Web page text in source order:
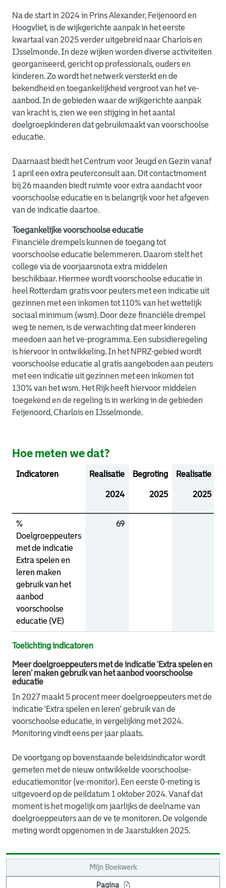
Na de start in 2024 in Prins Alexander, Feijenoord en
Hoogvliet, is de wijkgerichte aanpak in het eerste
kwartaal van 2025 verder uitgebreid naar Charlois en
IJsselmonde. In deze wijken worden diverse activiteiten
georganiseerd, gericht op professionals, ouders en
kinderen. Zo wordt het netwerk versterkt en de
bekendheid en toegankelijkheid vergroot van het ve-
aanbod. In de gebieden waar de wijkgerichte aanpak
van kracht is, zien we een stijging in het aantal
doelgroepkinderen dat gebruikmaakt van voorschoolse
educatie.
Daarnaast biedt het Centrum voor Jeugd en Gezin vanaf
1 april een extra peuterconsult aan. Dit contactmoment
bij 26 maanden biedt ruimte voor extra aandacht voor
voorschoolse educatie en is belangrijk voor het afgeven
van de indicatie daartoe.
Toegankelijke voorschoolse educatie
Financiële drempels kunnen de toegang tot
voorschoolse educatie belemmeren. Daarom stelt het
college via de voorjaarsnota extra middelen
beschikbaar. Hiermee wordt voorschoolse educatie in
heel Rotterdam gratis voor peuters met een indicatie uit
gezinnen met een inkomen tot 110% van het wettelijk
sociaal minimum (wsm). Door deze financiële drempel
weg te nemen, is de verwachting dat meer kinderen
meedoen aan het ve-programma. Een subsidieregeling
is hiervoor in ontwikkeling. In het NPRZ-gebied wordt
voorschoolse educatie al gratis aangeboden aan peuters
met een indicatie uit gezinnen met een inkomen tot
130% van het wsm. Het Rijk heeft hiervoor middelen
toegekend en de regeling is in werking in de gebieden
Feijenoord, Charlois en IJsselmonde.
Hoe meten we dat?
Indicatoren Realisatie
2024
Begroting
2025
Realisatie
2025
%
Doelgroeppeuters
met de indicatie
Extra spelen en
leren maken
gebruik van het
aanbod
voorschoolse
educatie (VE)
69
Toelichting indicatoren
Meer doelgroeppeuters met de indicatie ‘Extra spelen en
leren’ maken gebruik van het aanbod voorschoolse
educatie
In 2027 maakt 5 procent meer doelgroeppeuters met de
indicatie 'Extra spelen en leren' gebruik van de
voorschoolse educatie, in vergelijking met 2024.
Monitoring vindt eens per jaar plaats.
De voortgang op bovenstaande beleidsindicator wordt
gemeten met de nieuw ontwikkelde voorschoolse-
educatiemonitor (ve-monitor). Een eerste 0-meting is
uitgevoerd op de peildatum 1 oktober 2024. Vanaf dat
moment is het mogelijk om jaarlijks de deelname van
doelgroeppeuters aan de ve te monitoren. De volgende
meting wordt opgenomen in de Jaarstukken 2025.
Mijn Boekwerk
Pagina